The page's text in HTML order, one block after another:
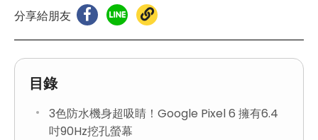
分享給朋友
目錄
3色防水機身超吸睛！Google Pixel 6 擁有6.4
吋90Hz挖孔螢幕